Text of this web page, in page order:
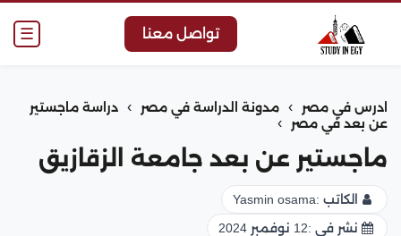
☰ تواصل معنا
ادرس في مصر › مدونة الدراسة في مصر ›
دراسة ماجستير
عن بعد في مصر
›
ماجستير عن بعد جامعة الزقازيق
الكاتب :Yasmin osama
نشر في :12 نوفمبر 2024